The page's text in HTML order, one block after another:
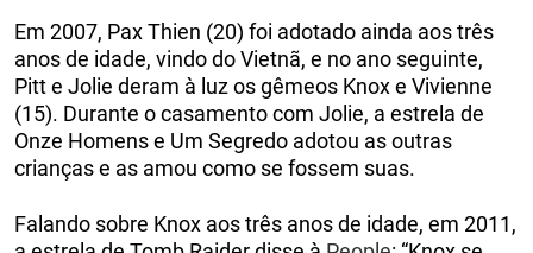
Em 2007, Pax Thien (20) foi adotado ainda aos três
anos de idade, vindo do Vietnã, e no ano seguinte,
Pitt e Jolie deram à luz os gêmeos Knox e Vivienne
(15). Durante o casamento com Jolie, a estrela de
Onze Homens e Um Segredo adotou as outras
crianças e as amou como se fossem suas.
Falando sobre Knox aos três anos de idade, em 2011,